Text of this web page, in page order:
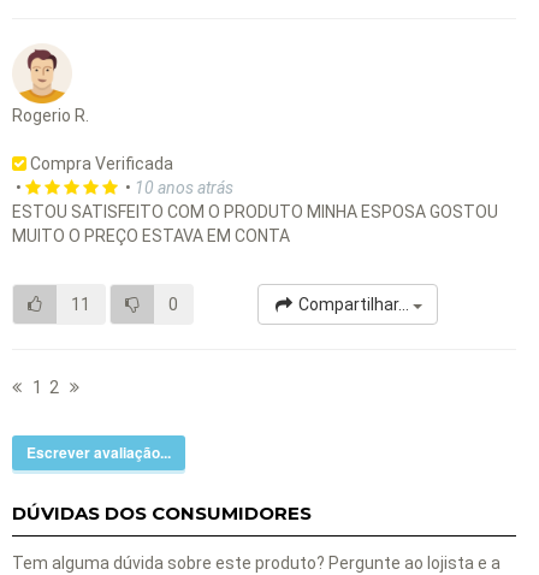
Rogerio R.
Compra Verificada
•
• 10 anos atrás
ESTOU SATISFEITO COM O PRODUTO MINHA ESPOSA GOSTOU
MUITO O PREÇO ESTAVA EM CONTA
11 0 Compartilhar...
1 2
Escrever avaliação...
DÚVIDAS DOS CONSUMIDORES
Tem alguma dúvida sobre este produto? Pergunte ao lojista e a